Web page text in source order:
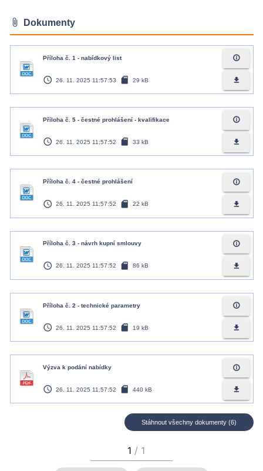
attach_file Dokumenty
Příloha č. 1 - nabídkový list
access_time 26. 11. 2025 11:57:53 sd_card 29 kB
info_outline
file_download
Příloha č. 5 - čestné prohlášení - kvalifikace
access_time 26. 11. 2025 11:57:52 sd_card 33 kB
info_outline
file_download
Příloha č. 4 - čestné prohlášení
access_time 26. 11. 2025 11:57:52 sd_card 22 kB
info_outline
file_download
Příloha č. 3 - návrh kupní smlouvy
access_time 26. 11. 2025 11:57:52 sd_card 86 kB
info_outline
file_download
Příloha č. 2 - technické parametry
access_time 26. 11. 2025 11:57:52 sd_card 19 kB
info_outline
file_download
Výzva k podání nabídky
access_time 26. 11. 2025 11:57:52 sd_card 440 kB
info_outline
file_download
Stáhnout všechny dokumenty (6)